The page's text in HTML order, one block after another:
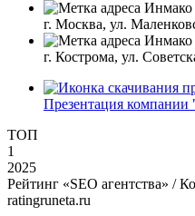
г. Москва, ул.
г. Кострома, ул.
Презентация
ТОП
1
2025
Рейтинг «SEO агентства» /
ratingruneta.ru